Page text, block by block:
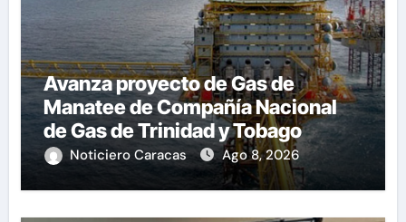
Avanza proyecto de Gas de
Manatee de Compañía Nacional
de Gas de Trinidad y Tobago
Noticiero Caracas Ago 8, 2026